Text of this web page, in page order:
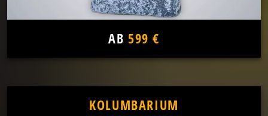
AB 599 €
KOLUMBARIUM